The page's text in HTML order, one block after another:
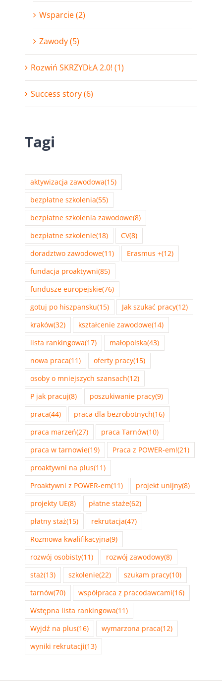
Wsparcie (2)
Zawody (5)
Rozwiń SKRZYDŁA 2.0! (1)
Success story (6)
Tagi
aktywizacja zawodowa(15)
bezpłatne szkolenia(55)
bezpłatne szkolenia zawodowe(8)
bezpłatne szkolenie(18) CV(8)
doradztwo zawodowe(11) Erasmus +(12)
fundacja proaktywni(85)
fundusze europejskie(76)
gotuj po hiszpansku(15) Jak szukać pracy(12)
kraków(32) kształcenie zawodowe(14)
lista rankingowa(17) małopolska(43)
nowa praca(11) oferty pracy(15)
osoby o mniejszych szansach(12)
P jak pracuj(8) poszukiwanie pracy(9)
praca(44) praca dla bezrobotnych(16)
praca marzeń(27) praca Tarnów(10)
praca w tarnowie(19) Praca z POWER-em!(21)
proaktywni na plus(11)
Proaktywni z POWER-em(11) projekt unijny(8)
projekty UE(8) płatne staże(62)
płatny staż(15) rekrutacja(47)
Rozmowa kwalifikacyjna(9)
rozwój osobisty(11) rozwój zawodowy(8)
staż(13) szkolenie(22) szukam pracy(10)
tarnów(70) współpraca z pracodawcami(16)
Wstępna lista rankingowa(11)
Wyjdź na plus(16) wymarzona praca(12)
wyniki rekrutacji(13)